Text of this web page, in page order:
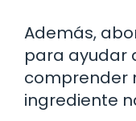
Además,
para ayudar
comprender
ingrediente